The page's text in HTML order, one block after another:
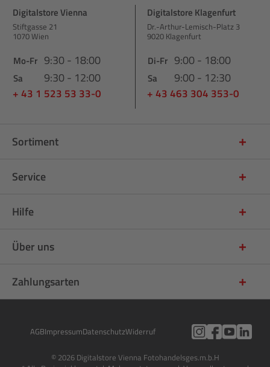
Digitalstore Vienna
Stiftgasse 21
1070 Wien
Mo-Fr 9:30 - 18:00
Sa 9:30 - 12:00
+ 43 1 523 53 33-0
Digitalstore Klagenfurt
Dr.-Arthur-Lemisch-Platz 3
9020 Klagenfurt
Di-Fr 9:00 - 18:00
Sa 9:00 - 12:30
+ 43 463 304 353-0
Sortiment
Service
Hilfe
Über uns
Zahlungsarten
AGBImpressumDatenschutzWiderruf
© 2026 Digitalstore Vienna Fotohandelsges.m.b.H